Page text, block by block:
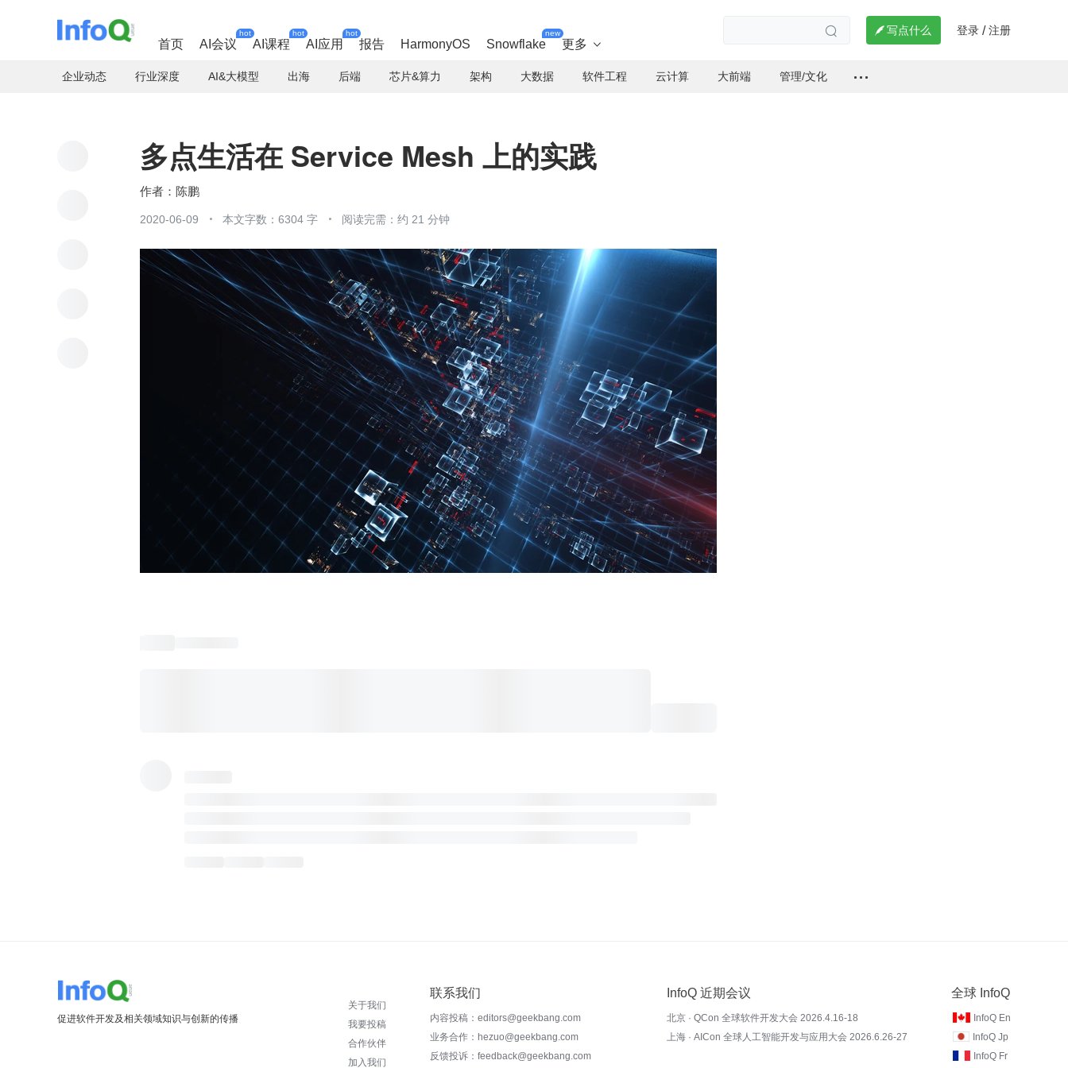
首页 AI会议
hot
AI课程
hot
AI应用
hot
报告 HarmonyOS Snowflake
new
更多 
  写点什么 登录 / 注册
企业动态 行业深度 AI&大模型 出海 后端 芯片&算力 架构 大数据 软件工程 云计算 大前端 管理/文化
多点生活在 Service Mesh 上的实践
陈鹏
2020-06-09 本文字数：6304 字 阅读完需：约 21 分钟
促进软件开发及相关领域知识与创新的传播
关于我们
我要投稿
合作伙伴
加入我们
联系我们
内容投稿：editors@geekbang.com
业务合作：hezuo@geekbang.com
反馈投诉：feedback@geekbang.com
InfoQ 近期会议
北京 · QCon 全球软件开发大会 2026.4.16-18
上海 · AICon 全球人工智能开发与应用大会 2026.6.26-27
全球 InfoQ
InfoQ En
InfoQ Jp
InfoQ Fr